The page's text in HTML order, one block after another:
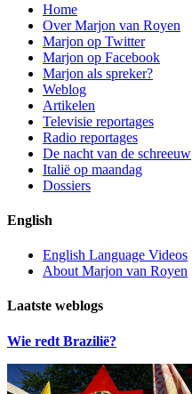
Home
Over Marjon van Royen
Marjon op Twitter
Marjon op Facebook
Marjon als spreker?
Weblog
Artikelen
Televisie reportages
Radio reportages
De nacht van de schreeuw
Italië op maandag
Dossiers
English
English Language Videos
About Marjon van Royen
Laatste weblogs
Wie redt Brazilië?